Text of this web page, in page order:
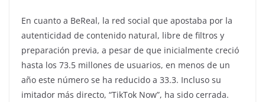
En cuanto a BeReal, la red social que apostaba por la
autenticidad de contenido natural, libre de filtros y
preparación previa, a pesar de que inicialmente creció
hasta los 73.5 millones de usuarios, en menos de un
año este número se ha reducido a 33.3. Incluso su
imitador más directo, “TikTok Now”, ha sido cerrada.